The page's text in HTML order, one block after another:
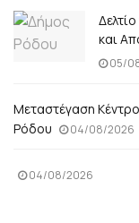
και
05/
Μεταστέγαση
Ρόδου
04/08/2026
04/08/2026